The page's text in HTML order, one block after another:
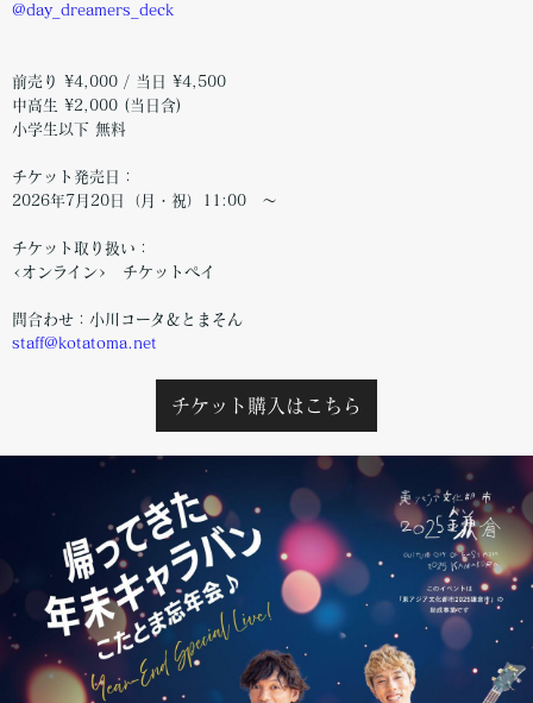
@day_dreamers_deck
前売り ¥4,000 / 当日 ¥4,500
中高生 ¥2,000 (当日含)
小学生以下 無料
チケット発売日：
2026年7月20日（月・祝）11:00 〜
チケット取り扱い：
<オンライン> チケットペイ
問合わせ：小川コータ＆とまそん
staff@kotatoma.net
チケット購入はこちら